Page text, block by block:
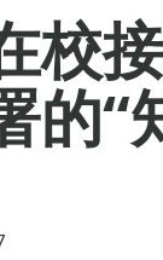
校
的“